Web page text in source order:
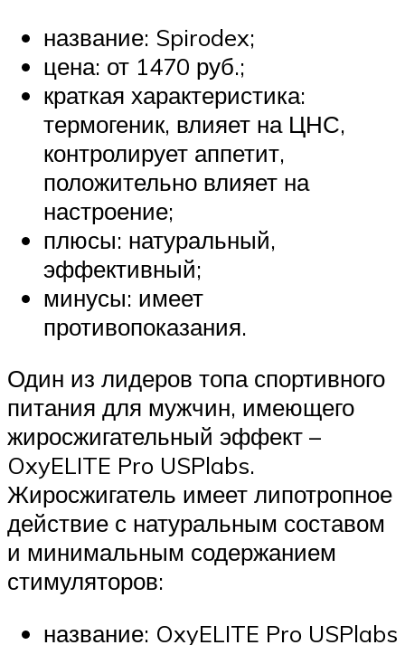
название: Spirodex;
цена: от 1470 руб.;
краткая характеристика:
термогеник, влияет на ЦНС,
контролирует аппетит,
положительно влияет на
настроение;
плюсы: натуральный,
эффективный;
минусы: имеет
противопоказания.
Один из лидеров топа спортивного
питания для мужчин, имеющего
жиросжигательный эффект –
OxyELITE Pro USPlabs.
Жиросжигатель имеет липотропное
действие с натуральным составом
и минимальным содержанием
стимуляторов:
название: OxyELITE Pro USPlabs